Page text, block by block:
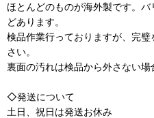
ほとんどのものが海外製です。
どあります。
検品作業行っておりますが、完
さい。
裏面の汚れは検品から外さない場
◇発送について
土日、祝日は発送お休み